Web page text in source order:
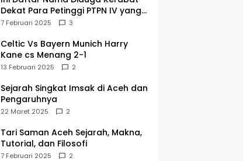
Dekat Para Petinggi PTPN IV yang
Lulus PKWT
7 Februari 2025 3
Celtic Vs Bayern Munich Harry
Kane cs Menang 2-1
13 Februari 2025 2
Sejarah Singkat Imsak di Aceh dan
Pengaruhnya
22 Maret 2025 2
Tari Saman Aceh Sejarah, Makna,
Tutorial, dan Filosofi
7 Februari 2025 2